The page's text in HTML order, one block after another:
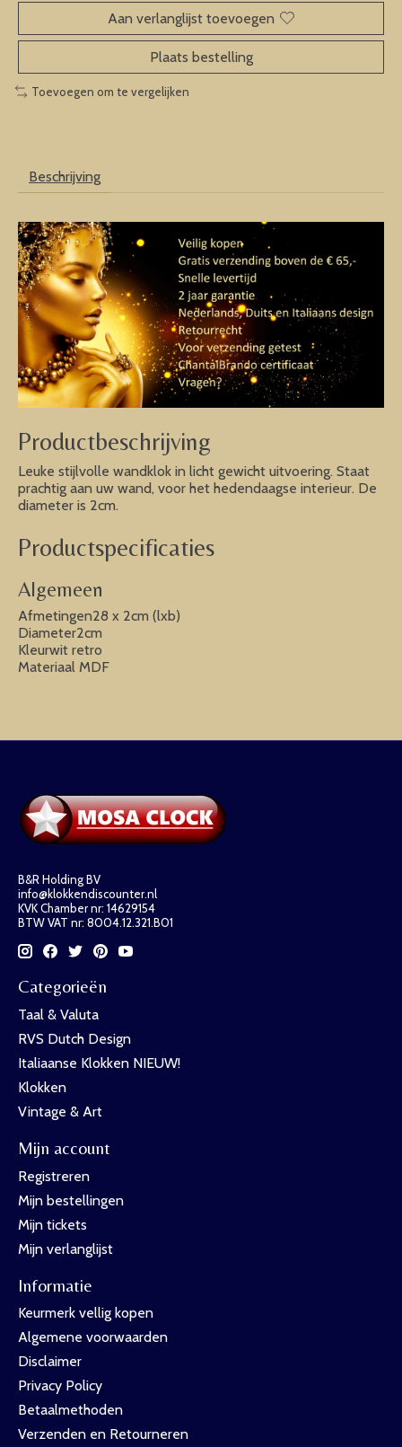
Aan verlanglijst toevoegen
Plaats bestelling
Toevoegen om te vergelijken
Beschrijving
Productbeschrijving
Leuke stijlvolle wandklok in licht gewicht uitvoering. Staat
prachtig aan uw wand, voor het hedendaagse interieur. De
diameter is 2cm.
Productspecificaties
Algemeen
Afmetingen28 x 2cm (lxb)
Diameter2cm
Kleurwit retro
Materiaal MDF
B&R Holding BV
info@klokkendiscounter.nl
KVK Chamber nr: 14629154
BTW VAT nr: 8004.12.321.B01
Categorieën
Taal & Valuta
RVS Dutch Design
Italiaanse Klokken NIEUW!
Klokken
Vintage & Art
Mijn account
Registreren
Mijn bestellingen
Mijn tickets
Mijn verlanglijst
Informatie
Keurmerk vellig kopen
Algemene voorwaarden
Disclaimer
Privacy Policy
Betaalmethoden
Verzenden en Retourneren